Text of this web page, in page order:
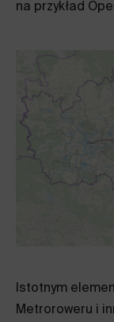
na przykład
Istotnym
Metroroweru i